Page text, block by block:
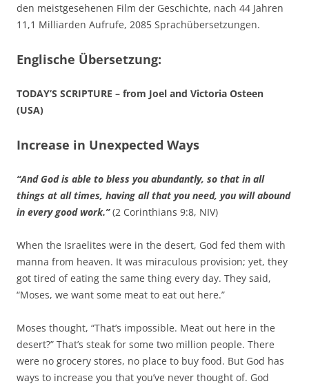
den meistgesehenen Film der Geschichte, nach 44 Jahren
11,1 Milliarden Aufrufe, 2085 Sprachübersetzungen.
Englische Übersetzung:
TODAY’S SCRIPTURE – from Joel and Victoria Osteen
(USA)
Increase in Unexpected Ways
“And God is able to bless you abundantly, so that in all
things at all times, having all that you need, you will abound
in every good work.”(2 Corinthians 9:8, NIV)
When the Israelites were in the desert, God fed them with
manna from heaven. It was miraculous provision; yet, they
got tired of eating the same thing every day. They said,
“Moses, we want some meat to eat out here.”
Moses thought, “That’s impossible. Meat out here in the
desert?” That’s steak for some two million people. There
were no grocery stores, no place to buy food. But God has
ways to increase you that you’ve never thought of. God